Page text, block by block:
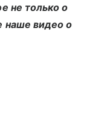
не только о
наше видео о